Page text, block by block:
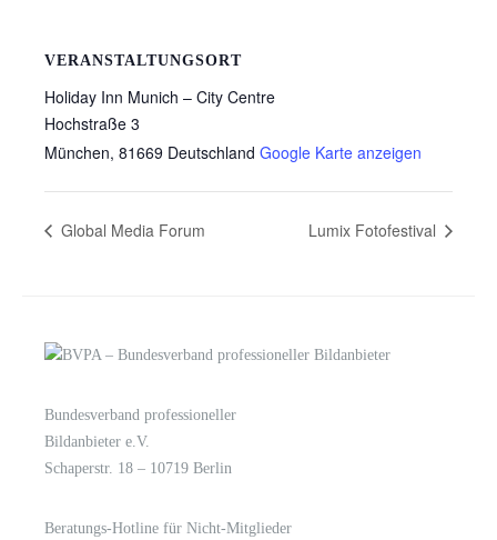
VERANSTALTUNGSORT
Holiday Inn Munich – City Centre
Hochstraße 3
München, 81669 Deutschland Google Karte anzeigen
Global Media Forum Lumix Fotofestival
Bundesverband professioneller
Bildanbieter e.V.
Schaperstr. 18 – 10719 Berlin
Beratungs-Hotline für Nicht-Mitglieder